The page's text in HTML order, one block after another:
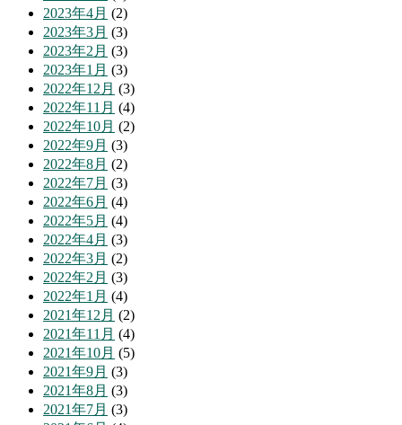
2023年4月 (2)
2023年3月 (3)
2023年2月 (3)
2023年1月 (3)
2022年12月 (3)
2022年11月 (4)
2022年10月 (2)
2022年9月 (3)
2022年8月 (2)
2022年7月 (3)
2022年6月 (4)
2022年5月 (4)
2022年4月 (3)
2022年3月 (2)
2022年2月 (3)
2022年1月 (4)
2021年12月 (2)
2021年11月 (4)
2021年10月 (5)
2021年9月 (3)
2021年8月 (3)
2021年7月 (3)